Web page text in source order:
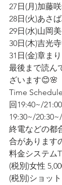
27日(月)加藤
28日(火)あさ
29日(水)山岡
30日(木)吉光
31日(金)章ま
最後まで読ん
ざいます😊🌸
Time
回19:40~/
19:30~/
終電などの都
合があります
料金システム
(税別)女性
(税別)ショッ